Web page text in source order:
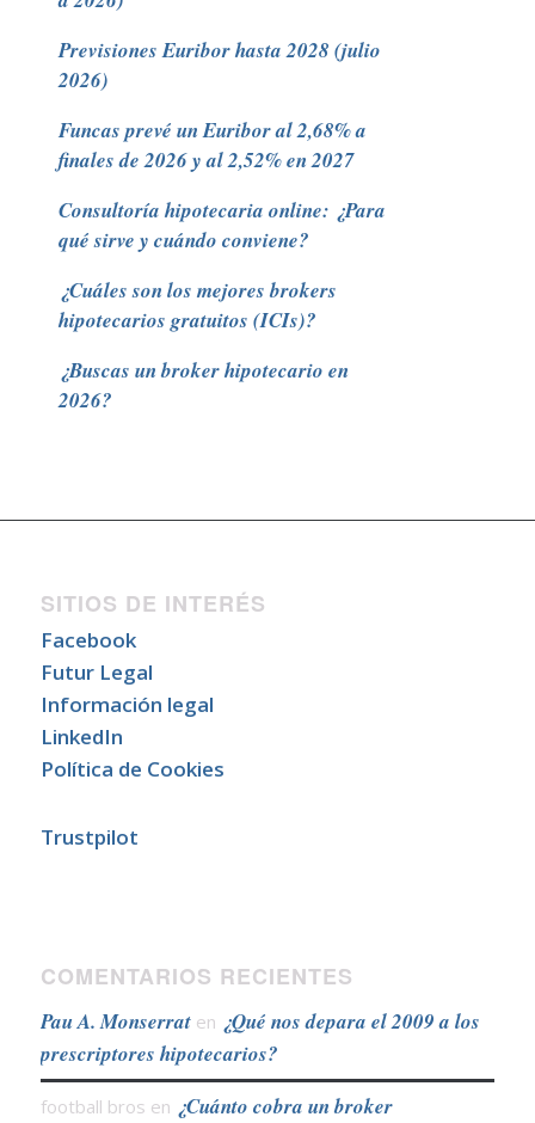
Previsiones Euribor hasta 2028 (julio
2026)
Funcas prevé un Euribor al 2,68% a
finales de 2026 y al 2,52% en 2027
Consultoría hipotecaria online: ¿Para
qué sirve y cuándo conviene?
¿Cuáles son los mejores brokers
hipotecarios gratuitos (ICIs)?
¿Buscas un broker hipotecario en
2026?
SITIOS DE INTERÉS
Facebook
Futur Legal
Información legal
LinkedIn
Política de Cookies
Trustpilot
COMENTARIOS RECIENTES
Pau A. Monserraten ¿Qué nos depara el 2009 a los
prescriptores hipotecarios?
football bros en ¿Cuánto cobra un broker